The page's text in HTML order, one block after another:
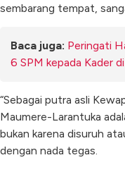
sembarang tempat,
Baca juga: Peringati
6 SPM kepada Kader
“Sebagai putra asli
Maumere-Larantuka
bukan karena disuruh
dengan nada tegas.